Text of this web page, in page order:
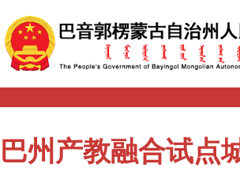
巴州产教融合试点